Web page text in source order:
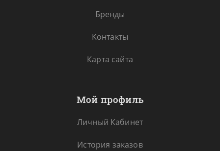
Бренды
Контакты
Карта сайта
Мой профиль
Личный Кабинет
История заказов